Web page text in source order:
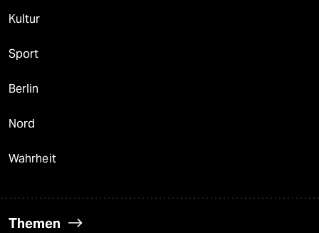
Kultur
Sport
Berlin
Nord
Wahrheit
Themen